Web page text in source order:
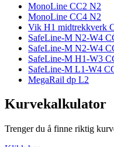
MonoLine CC2 N2
MonoLine CC4 N2
Vik H1 midtrekkverk
SafeLine-M N2-W4
SafeLine-M N2-W4
SafeLine-M H1-W3
SafeLine-M L1-W4
MegaRail dp L2
Kurvekalkulator
Trenger du å finne riktig